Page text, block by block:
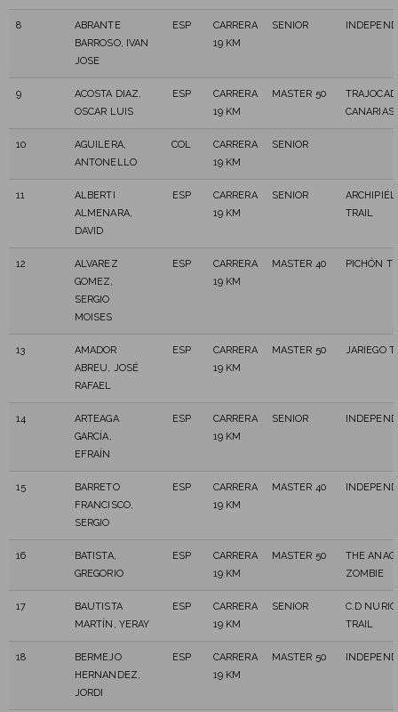
8
ABRANTE
BARROSO, IVAN
JOSE
ESP
CARRERA
19 KM
SENIOR
9
ACOSTA DIAZ,
OSCAR LUIS
ESP
CARRERA
19 KM
MASTER 50
CANARIAS
10
AGUILERA,
ANTONELLO
COL
CARRERA
19 KM
SENIOR
11
ALBERTI
ALMENARA,
DAVID
ESP
CARRERA
19 KM
SENIOR
TRAIL
12
ALVAREZ
GOMEZ,
SERGIO
MOISES
ESP
CARRERA
19 KM
MASTER 40 PICHÓN
13
AMADOR
ABREU, JOSÉ
RAFAEL
ESP
CARRERA
19 KM
MASTER 50 JARIEGO
14
ARTEAGA
GARCÍA,
EFRAÍN
ESP
CARRERA
19 KM
SENIOR
15
BARRETO
FRANCISCO,
SERGIO
ESP
CARRERA
19 KM
MASTER 40
16
BATISTA,
GREGORIO
ESP
CARRERA
19 KM
MASTER 50
THE
ZOMBIE
17
BAUTISTA
MARTÍN, YERAY
ESP
CARRERA
19 KM
SENIOR
C.D
TRAIL
18
BERMEJO
HERNANDEZ,
JORDI
ESP
CARRERA
19 KM
MASTER 50